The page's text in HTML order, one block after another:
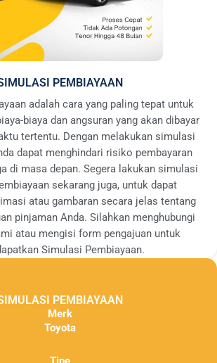
PEMBIAYAAN
adalah cara yang paling tepat untuk
biaya dan angsuran yang akan dibayar
tertentu. Dengan melakukan simulasi
dapat menghindari risiko pembayaran
di masa depan. Segera lakukan simulasi
sekarang juga, untuk dapat
atau gambaran secara jelas tentang
pinjaman Anda. Silahkan menghubungi
atau mengisi form pengajuan untuk
Simulasi Pembiayaan.
PEMBIAYAAN
Merk
Toyota